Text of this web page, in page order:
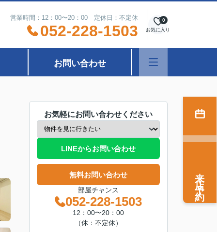
営業時間：12：00〜20：00 定休日：不定休
052-228-1503 お気に入り
0
お問い合わせ
お気軽にお問い合わせください
LINEからお問い合わせ
無料お問い合わせ
部屋チャンス
052-228-1503
12：00〜20：00
（休：不定休）
来店予約